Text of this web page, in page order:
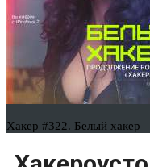
Хакер #322. Белый хакер